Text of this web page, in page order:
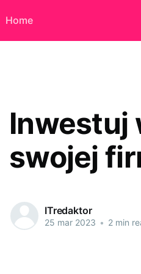
Home
Inwestuj
swojej
ITredaktor
25 mar 2023 • 2 min